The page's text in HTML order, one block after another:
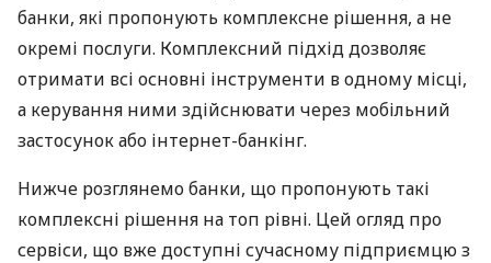
банки, які пропонують комплексне рішення, а не
окремі послуги. Комплексний підхід дозволяє
отримати всі основні інструменти в одному місці,
а керування ними здійснювати через мобільний
застосунок або інтернет-банкінг.
Нижче розглянемо банки, що пропонують такі
комплексні рішення на топ рівні. Цей огляд про
сервіси, що вже доступні сучасному підприємцю з